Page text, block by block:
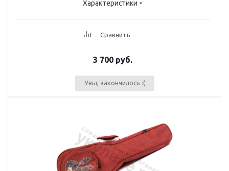
Характеристики
Сравнить
3 700 руб.
Увы, закончилось :(